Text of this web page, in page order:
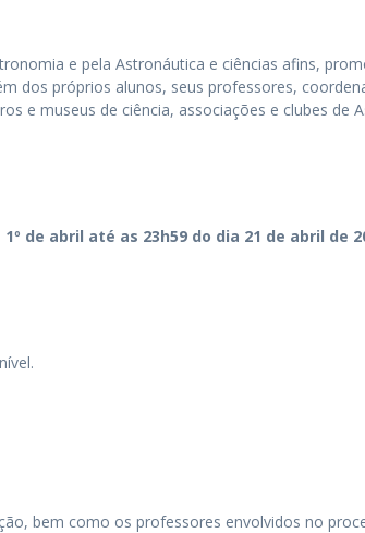
e pela Astronáutica e ciências afins,
dos próprios alunos, seus professores,
e museus de ciência, associações e clubes
de abril até as 23h59 do dia 21 de abril de
bem como os professores envolvidos no